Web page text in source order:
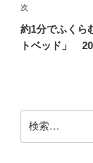
ゲ
ー
シ
次
の
投
次
約1分でふくら
トベッド」
索: